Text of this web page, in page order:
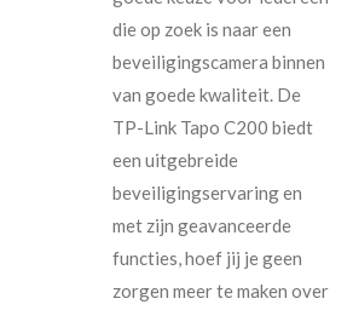
die op zoek is naar een
beveiligingscamera binnen
van goede kwaliteit. De
TP-Link Tapo C200 biedt
een uitgebreide
beveiligingservaring en
met zijn geavanceerde
functies, hoef jij je geen
zorgen meer te maken over